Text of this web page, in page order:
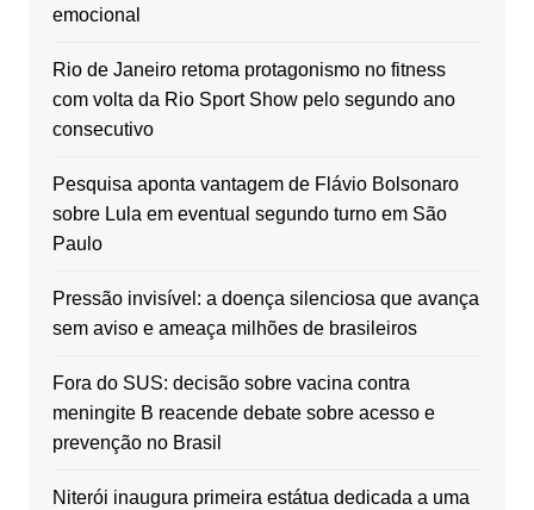
emocional
Rio de Janeiro retoma protagonismo no fitness
com volta da Rio Sport Show pelo segundo ano
consecutivo
Pesquisa aponta vantagem de Flávio Bolsonaro
sobre Lula em eventual segundo turno em São
Paulo
Pressão invisível: a doença silenciosa que avança
sem aviso e ameaça milhões de brasileiros
Fora do SUS: decisão sobre vacina contra
meningite B reacende debate sobre acesso e
prevenção no Brasil
Niterói inaugura primeira estátua dedicada a uma